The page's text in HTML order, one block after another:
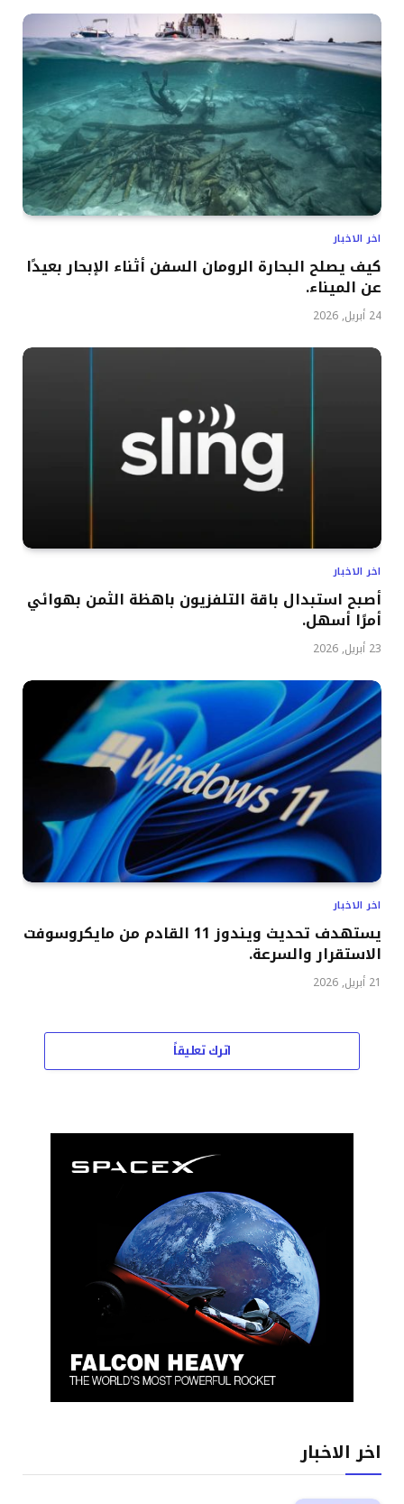
اخر الاخبار
كيف يصلح البحارة الرومان السفن أثناء الإبحار بعيدًا
عن الميناء.
24 أبريل, 2026
اخر الاخبار
أصبح استبدال باقة التلفزيون باهظة الثمن بهوائي
أمرًا أسهل.
23 أبريل, 2026
اخر الاخبار
يستهدف تحديث ويندوز 11 القادم من مايكروسوفت
الاستقرار والسرعة.
21 أبريل, 2026
اترك تعليقاً
اخر الاخبار